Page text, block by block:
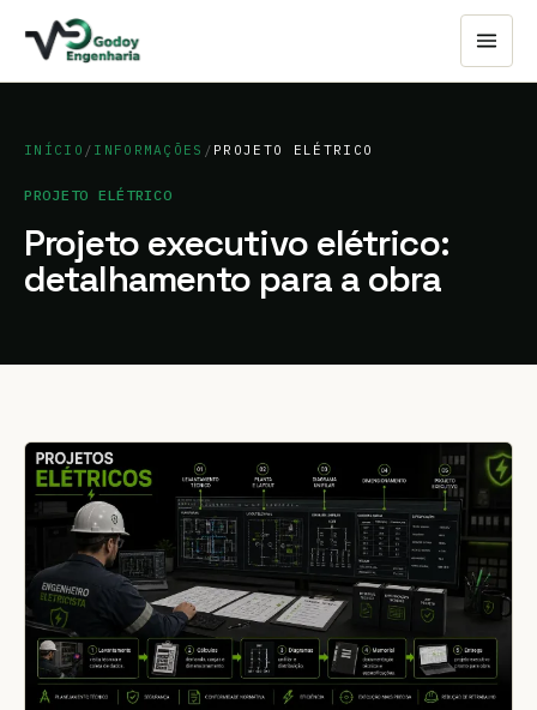
INÍCIO / INFORMAÇÕES / PROJETO ELÉTRICO
PROJETO ELÉTRICO
Projeto executivo elétrico:
detalhamento para a obra